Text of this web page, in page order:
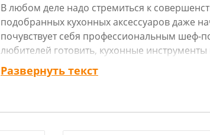
В любом деле надо стремиться к
подобранных кухонных аксессуаров даже
почувствует себя профессиональным шеф-
любителей готовить, кухонные
важными, полезными и незаменимыми.
неоспоримыми преимуществами. Практичен
Развернуть текст